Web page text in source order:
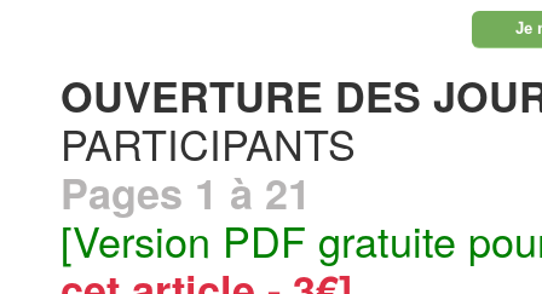
Je
OUVERTURE DES
PARTICIPANTS
Pages 1 à 21
[Version PDF gratuite